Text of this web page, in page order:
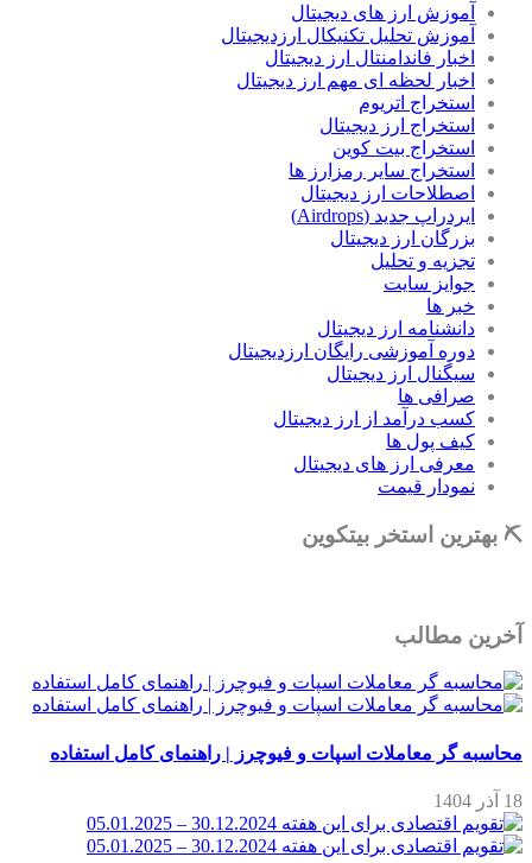
آموزش ارز های دیجیتال
آموزش تحلیل تکنیکال ارزدیجیتال
اخبار فاندامنتال ارز دیجیتال
اخبار لحظه ای مهم ارز دیجیتال
استخراج اتریوم
استخراج ارز دیجیتال
استخراج بیت کوین
استخراج سایر رمزارز ها
اصطلاحات ارز دیجیتال
ایردراپ جدید (Airdrops)
بزرگان ارز دیجیتال
تجزیه و تحلیل
جوایز سایت
خبر ها
دانشنامه ارز دیجیتال
دوره آموزشی رایگان ارزدیجیتال
سیگنال ارز دیجیتال
صرافی ها
کسب درآمد از ارز دیجیتال
کیف پول ها
معرفی ارز های دیجیتال
نمودار قیمت
⛏ بهترین استخر بیتکوین
آخرین مطالب
محاسبه گر معاملات اسپات و فیوچرز | راهنمای کامل استفاده
18 آذر 1404